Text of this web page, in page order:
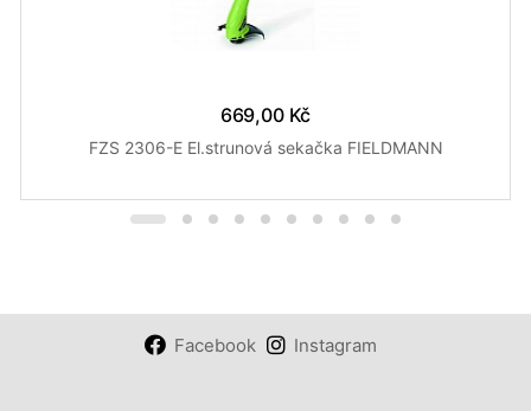
669,00 Kč
FZS 2306-E El.strunová sekačka FIELDMANN
Facebook Instagram